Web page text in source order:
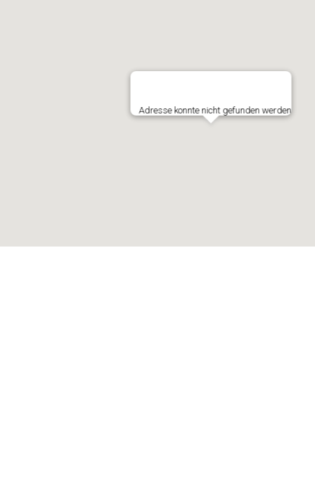
Adresse konnte nicht gefunden werden